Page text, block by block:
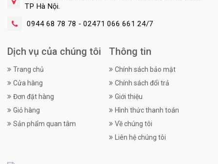
TP Hà Nội.
0944 68 78 78 - 02471 066 661 24/7
Dịch vụ của chúng tôi
Trang chủ
Cửa hàng
Đơn đặt hàng
Giỏ hàng
Sản phẩm quan tâm
Thông tin
Chính sách bảo mật
Chính sách đổi trả
Giới thiệu
Hình thức thanh toán
Về chúng tôi
Liên hệ chúng tôi